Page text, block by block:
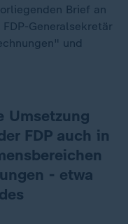
Brief an
Generalsekretär
und
Umsetzung
FDP auch in
- etwa